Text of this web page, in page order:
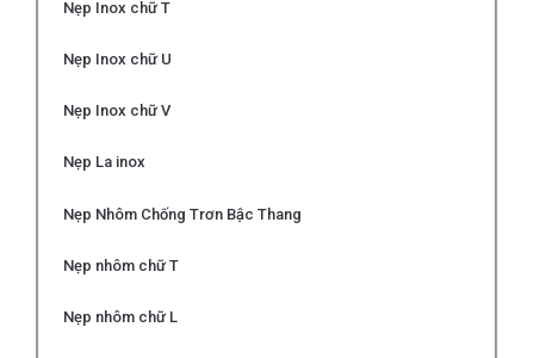
Nẹp Inox chữ T
Nẹp Inox chữ U
Nẹp Inox chữ V
Nẹp La inox
Nẹp Nhôm Chống Trơn Bậc Thang
Nẹp nhôm chữ T
Nẹp nhôm chữ L